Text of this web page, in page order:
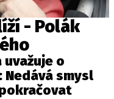
- Polák
uvažuje o
Nedává smysl